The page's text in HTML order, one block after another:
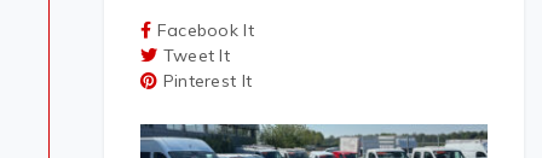
Facebook It
Tweet It
Pinterest It